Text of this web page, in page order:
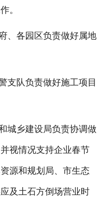
。
、各园区负责做好属地
支队负责做好施工项目
城乡建设局负责协调做
视情况支持企业春节
源和规划局、市生态
及土石方倒场营业时